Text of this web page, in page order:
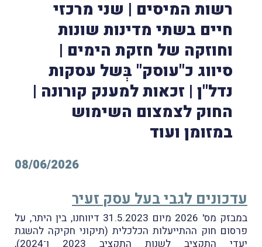
רשות המיסים | שני מרכזי
חיים בשתי מדינות שונות
וחוזקה של חזקת הימים |
סיווג כ"עוסק" בְּשל עסקות
נדל"ן | זכאות למענק קורונה |
החוק לצמצום השימוש
במזומן ועוד
08/06/2026
עדכונים לגבי בעל עסק זעיר
במבזק מס' 2026 מיום 31.5.2023 דיווחנו, בין היתר, על
פרסום חוק ההתייעלות הכלכלית (תיקוני חקיקה להשגת
יעדי התקציב לשנות התקציב 2023 ו־2024),